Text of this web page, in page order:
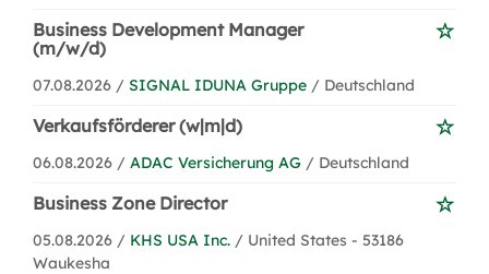
Business Development Manager
(m/w/d)
07.08.2026 / SIGNAL IDUNA Gruppe / Deutschland
Verkaufsförderer (w|m|d)
06.08.2026 / ADAC Versicherung AG / Deutschland
Business Zone Director
05.08.2026 / KHS USA Inc. / United States - 53186
Waukesha